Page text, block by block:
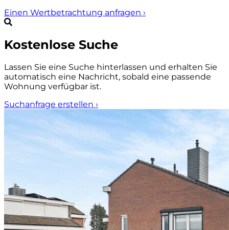
Einen Wertbetrachtung anfragen ›
Kostenlose Suche
Lassen Sie eine Suche hinterlassen und erhalten Sie
automatisch eine Nachricht, sobald eine passende
Wohnung verfügbar ist.
Suchanfrage erstellen ›